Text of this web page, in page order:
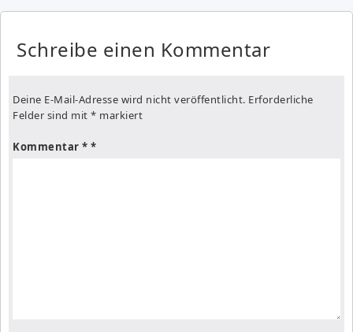
Schreibe einen Kommentar
Deine E-Mail-Adresse wird nicht veröffentlicht. Erforderliche
Felder sind mit * markiert
Kommentar *